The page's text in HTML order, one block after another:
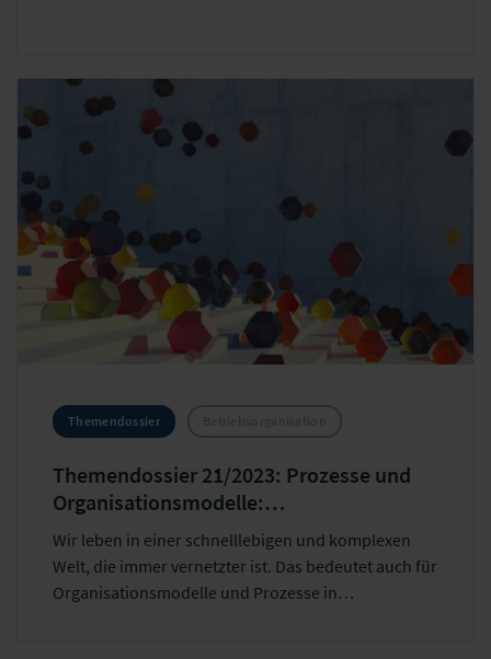
Themendossier
Themendossier 21/2023: Prozesse und
Organisationsmodelle:
Herausforderungen auf dem Weg in die
Zukunft
Wir leben in einer schnelllebigen und komplexen
Welt, die immer vernetzter ist. Das bedeutet auch für
Organisationsmodelle und Prozesse in